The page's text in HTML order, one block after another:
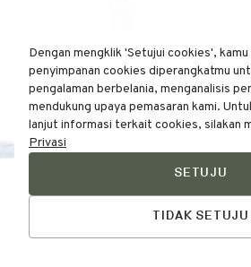
Dengan mengklik 'Setujui cookies',
penyimpanan cookies diperangkatmu
pengalaman berbelania, menganalisis
mendukung upaya pemasaran kami.
lanjut informasi terkait cookies, silakan
Privasi
SETUJU
TIDAK SETUJU
Find Your